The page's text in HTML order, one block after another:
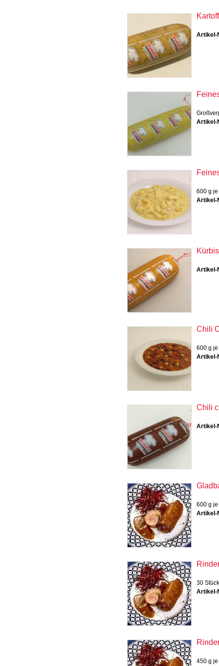
Artikel-
Artikel-
600 g
Artikel-
Artikel-
Chili
600 g
Artikel-
Chili
Artikel-
600 g
Artikel-
30
Artikel-
450 g je